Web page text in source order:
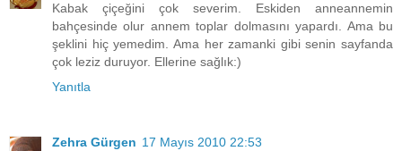
Kabak çiçeğini çok severim. Eskiden anneannemin
bahçesinde olur annem toplar dolmasını yapardı. Ama bu
şeklini hiç yemedim. Ama her zamanki gibi senin sayfanda
çok leziz duruyor. Ellerine sağlık:)
Yanıtla
Zehra Gürgen 17 Mayıs 2010 22:53